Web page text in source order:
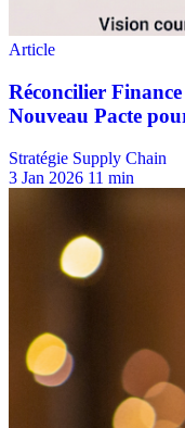
Stratégie Supply Chain
3 Jan 2026 11 min